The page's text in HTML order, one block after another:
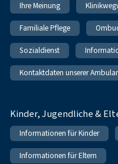
Ihre Meinung
Familiale Pflege
Sozialdienst
Kontaktdaten unserer
Kinder, Jugendliche &
Informationen für Kinder
Informationen für Eltern